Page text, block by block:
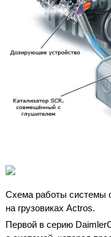
Схема работы системы
на грузовиках Actros.
Первой в серию